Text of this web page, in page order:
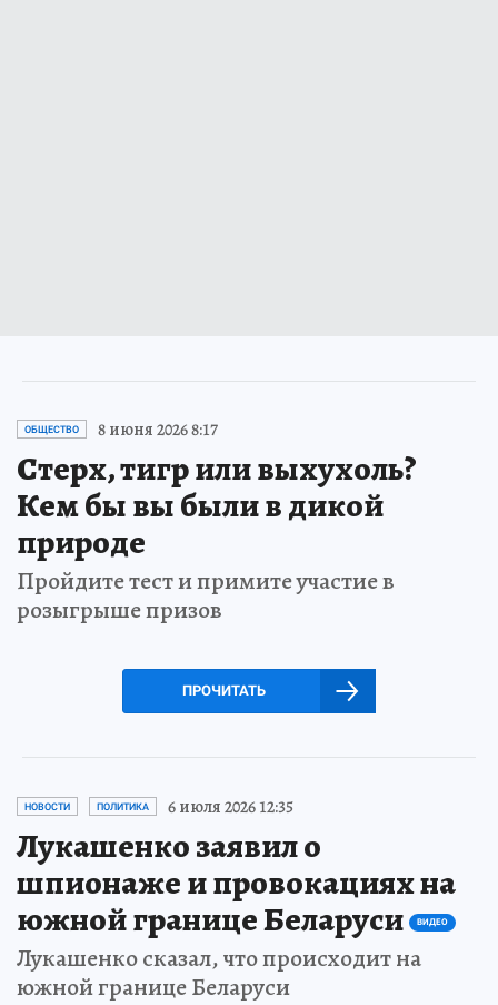
ОБЩЕСТВО 8 июня 2026 8:17
Стерх, тигр или выхухоль?
Кем бы вы были в дикой
природе
Пройдите тест и примите участие в
розыгрыше призов
ПРОЧИТАТЬ
НОВОСТИ ПОЛИТИКА 6 июля 2026 12:35
Лукашенко заявил о
шпионаже и провокациях на
южной границе Беларуси
ВИДЕО
Лукашенко сказал, что происходит на
южной границе Беларуси